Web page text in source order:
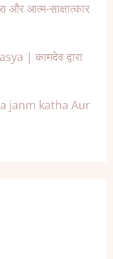
और आत्म-साक्षात्कार
| कामदेव द्वारा
janm katha Aur